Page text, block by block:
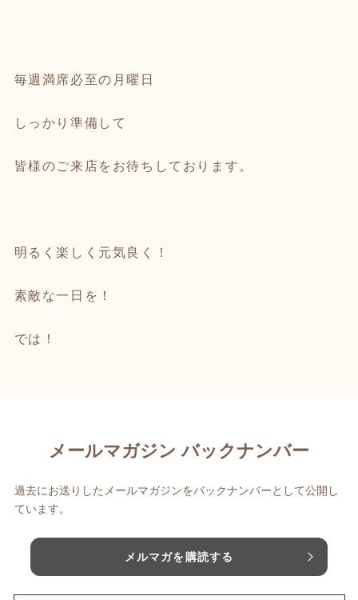
毎週満席必至の月曜日
しっかり準備して
皆様のご来店をお待ちしております。
明るく楽しく元気良く！
素敵な一日を！
では！
メールマガジン バックナンバー
過去にお送りしたメールマガジンをバックナンバーとして公開し
ています。
メルマガを購読する